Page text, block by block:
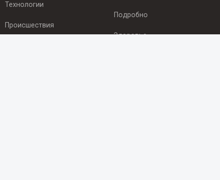
Технологии
Происшествия
Подробно
Здоровье